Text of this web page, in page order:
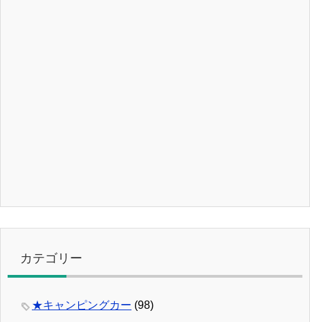
カテゴリー
★キャンピングカー (98)